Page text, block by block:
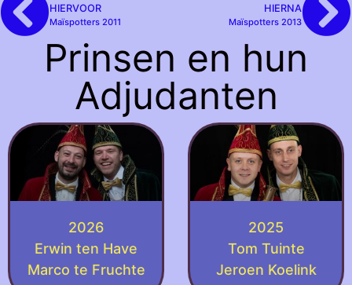
HIERVOOR
Maïspotters 2011
HIERNA
Maïspotters 2013
Prinsen en hun
Adjudanten
2026
Erwin ten Have
Marco te Fruchte
2025
Tom Tuinte
Jeroen Koelink